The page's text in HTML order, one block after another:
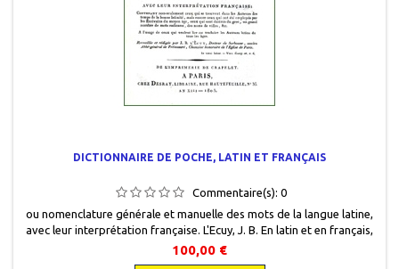
DICTIONNAIRE DE POCHE, LATIN ET FRANÇAIS
Commentaire(s): 0
ou nomenclature générale et manuelle des mots de la langue latine,
avec leur interprétation française. L'Ecuy, J. B. En latin et en français,
Imprimerie de Crapelet, Paris, chez Desray, 1805, 14 x 14,5, VIII + 652
pages, broché, occasion. Couverture d'attente. Dos usagé .
100,00 €